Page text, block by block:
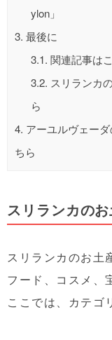
ylon」
3. 最後に
3.1. 関連記事は
3.2. スリランカ
ら
4. アーユルヴェー
ちら
スリランカの
スリランカのお土
フード、コスメ、
ここでは、カテゴ